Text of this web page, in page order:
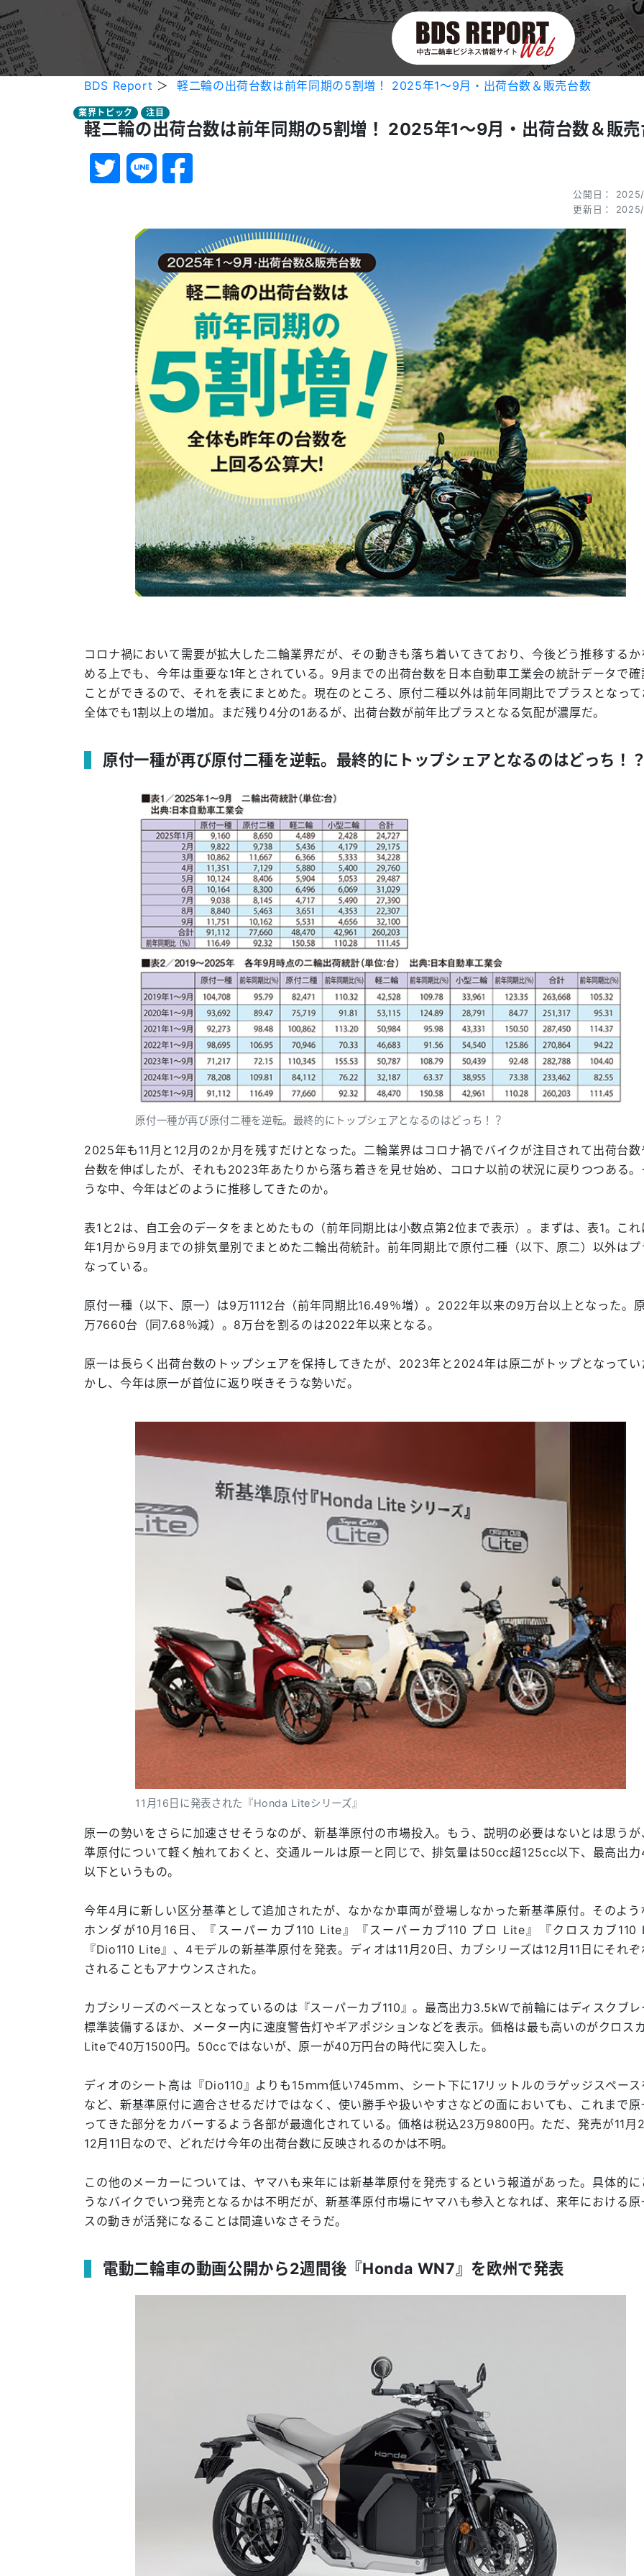
BDS Report ＞ 軽二輪の出荷台数は前年同期の5割増！ 2025年1〜9月・出荷台数＆販売台数
業界トピック 注目
軽二輪の出荷台数は前年同期の5割増！ 2025年1〜9月・出荷台数＆販売
公開日：
更新日：
コロナ禍において需要が拡大した二輪業界だが、その動きも落ち着いてきており、今後どう推移するか
める上でも、今年は重要な1年とされている。9月までの出荷台数を日本自動車工業会の統計データで確
ことができるので、それを表にまとめた。現在のところ、原付二種以外は前年同期比でプラスとなって
全体でも1割以上の増加。まだ残り4分の1あるが、出荷台数が前年比プラスとなる気配が濃厚だ。
原付一種が再び原付二種を逆転。最終的にトップシェアとなるのはどっち！？
原付一種が再び原付二種を逆転。最終的にトップシェアとなるのはどっち！？
2025年も11月と12月の2か月を残すだけとなった。二輪業界はコロナ禍でバイクが注目されて出荷台数
台数を伸ばしたが、それも2023年あたりから落ち着きを見せ始め、コロナ以前の状況に戻りつつある。
うな中、今年はどのように推移してきたのか。
表1と2は、自工会のデータをまとめたもの（前年同期比は小数点第2位まで表示）。まずは、表1。これ
年1月から9月までの排気量別でまとめた二輪出荷統計。前年同期比で原付二種（以下、原二）以外はプ
なっている。
原付一種（以下、原一）は9万1112台（前年同期比16.49％増）。2022年以来の9万台以上となった。
万7660台（同7.68％減）。8万台を割るのは2022年以来となる。
原一は長らく出荷台数のトップシェアを保持してきたが、2023年と2024年は原二がトップとなってい
かし、今年は原一が首位に返り咲きそうな勢いだ。
11月16日に発表された『Honda Liteシリーズ』
原一の勢いをさらに加速させそうなのが、新基準原付の市場投入。もう、説明の必要はないとは思うが
準原付について軽く触れておくと、交通ルールは原一と同じで、排気量は50cc超125cc以下、最高出
以下というもの。
今年4月に新しい区分基準として追加されたが、なかなか車両が登場しなかった新基準原付。そのよう
ホンダが10月16日、『スーパーカブ110 Lite』『スーパーカブ110 プロ Lite』『クロスカブ110
『Dio110 Lite』、4モデルの新基準原付を発表。ディオは11月20日、カブシリーズは12月11日にそれぞ
されることもアナウンスされた。
カブシリーズのベースとなっているのは『スーパーカブ110』。最高出力3.5kWで前輪にはディスクブレ
標準装備するほか、メーター内に速度警告灯やギアポジションなどを表示。価格は最も高いのがクロス
Liteで40万1500円。50ccではないが、原一が40万円台の時代に突入した。
ディオのシート高は『Dio110』よりも15ｍｍ低い745ｍｍ、シート下に17リットルのラゲッジスペース
など、新基準原付に適合させるだけではなく、使い勝手や扱いやすさなどの面においても、これまで原
ってきた部分をカバーするよう各部が最適化されている。価格は税込23万9800円。ただ、発売が11月
12月11日なので、どれだけ今年の出荷台数に反映されるのかは不明。
この他のメーカーについては、ヤマハも来年には新基準原付を発売するという報道があった。具体的に
うなバイクでいつ発売となるかは不明だが、新基準原付市場にヤマハも参入となれば、来年における原
スの動きが活発になることは間違いなさそうだ。
電動二輪車の動画公開から2週間後『Honda WN7』を欧州で発表